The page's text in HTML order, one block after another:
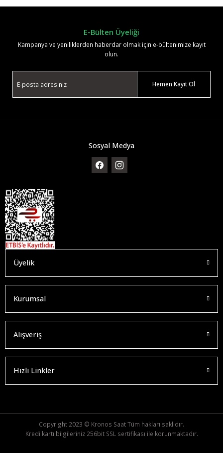
E-Bülten Üyeliği
Kampanya ve yeniliklerden haberdar olmak için e-bültenimize kayıt
olun.
Hemen Kayıt Ol
Sosyal Medya
Üyelik
Kurumsal
Alışveriş
Hızlı Linkler
Copyright 2023 © Kronos Saat Tüm hakları saklıdır.
Kredi kartı bilgileriniz 256bit SSL sertifikası ile korunmaktadır.